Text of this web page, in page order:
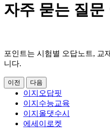
자주 묻는 질문
포인트는 시험별 오답노트, 교
니다.
이전 다음
이지오답핏
이지수능교육
이지올댓수시
에세이로켓